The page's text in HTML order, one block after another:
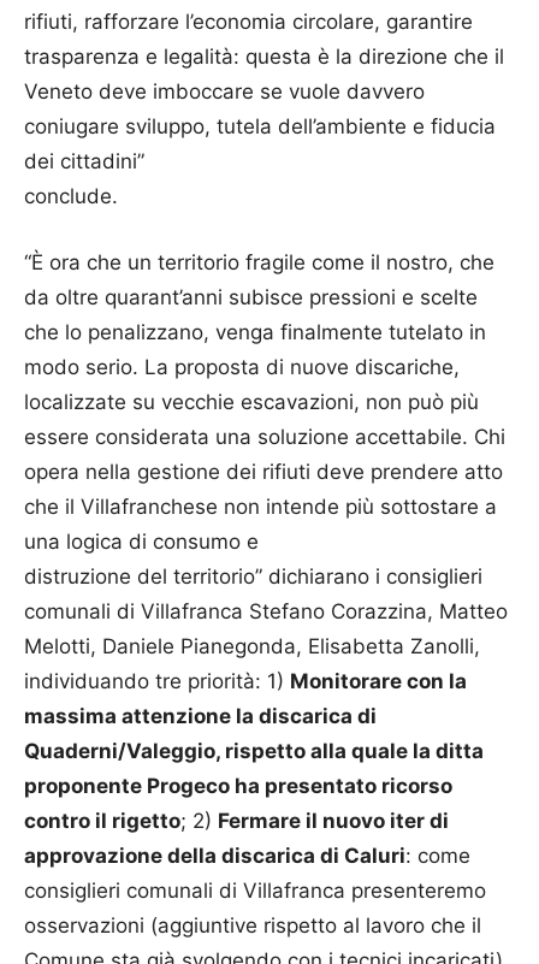
rifiuti, rafforzare l’economia circolare, garantire
trasparenza e legalità: questa è la direzione che il
Veneto deve imboccare se vuole davvero
coniugare sviluppo, tutela dell’ambiente e fiducia
dei cittadini”
conclude.
“È ora che un territorio fragile come il nostro, che
da oltre quarant’anni subisce pressioni e scelte
che lo penalizzano, venga finalmente tutelato in
modo serio. La proposta di nuove discariche,
localizzate su vecchie escavazioni, non può più
essere considerata una soluzione accettabile. Chi
opera nella gestione dei rifiuti deve prendere atto
che il Villafranchese non intende più sottostare a
una logica di consumo e
distruzione del territorio” dichiarano i consiglieri
comunali di Villafranca Stefano Corazzina, Matteo
Melotti, Daniele Pianegonda, Elisabetta Zanolli,
individuando tre priorità: 1) Monitorare con la
massima attenzione la discarica di
Quaderni/Valeggio, rispetto alla quale la ditta
proponente Progeco ha presentato ricorso
contro il rigetto; 2) Fermare il nuovo iter di
approvazione della discarica di Caluri: come
consiglieri comunali di Villafranca presenteremo
osservazioni (aggiuntive rispetto al lavoro che il